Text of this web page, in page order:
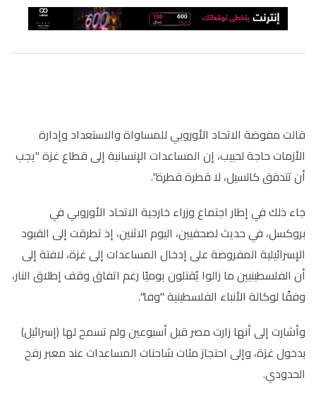
قالت مفوضة الاتحاد الأوروبي للمساواة والاستعداد وإدارة
الأزمات حاجة لحبيب، إن المساعدات الإنسانية إلى قطاع غزة "يجب
أن تتدفق كالسيل، لا قطرة قطرة".
جاء ذلك في إطار اجتماع وزراء خارجية الاتحاد الأوروبي في
بروكسل، في حديث لصحفيين، اليوم الاثنين، إذ تطرقت إلى القيود
الإسرائيلية المفروضة على إدخال المساعدات إلى غزة، لافتة إلى
أن الفلسطينيين ما زالوا يُقتلون يوميًا رغم اتفاق وقف إطلاق النار،
وفقًا لوكالة الأنباء الفلسطينية "وفا".
وأشارت إلى أنها زارت مصر قبل أسبوعين ولم تسمح لها (إسرائيل)
بدخول غزة، وإلى احتجاز مئات شاحنات المساعدات عند معبر رفح
الحدودي.